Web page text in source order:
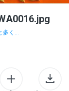
多く...